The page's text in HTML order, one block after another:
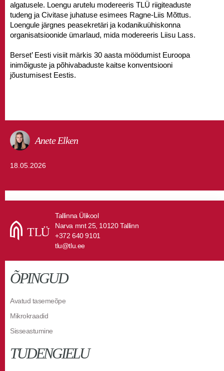
Anete Elken
18.05.2026
algatusele. Loengu arutelu modereeris TLÜ riigiteaduste
tudeng ja Civitase juhatuse esimees Ragne-Liis Mõttus.
Loengule järgnes peasekretäri ja kodanikuühiskonna
organisatsioonide ümarlaud, mida modereeris Liisu Lass.
Berset’ Eesti visiit märkis 30 aasta möödumist Euroopa
inimõiguste ja põhivabaduste kaitse konventsiooni
jõustumisest Eestis.
Tallinna Ülikool
Narva mnt 25, 10120 Tallinn
+372 640 9101
tlu@tlu.ee
ÕPINGUD
Avatud tasemeõpe
Mikrokraadid
Sisseastumine
TUDENGIELU